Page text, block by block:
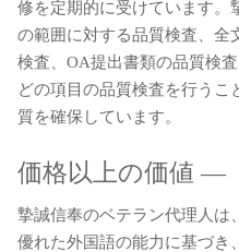
修を定期的に受けています。
の範囲に対する品質検査、全
検査、OA提出書類の品質検
どの項目の品質検査を行うこ
質を確保しています。
価格以上の価値 ―
摯誠信奉のベテラン代理人は
優れた外国語の能力に基づき